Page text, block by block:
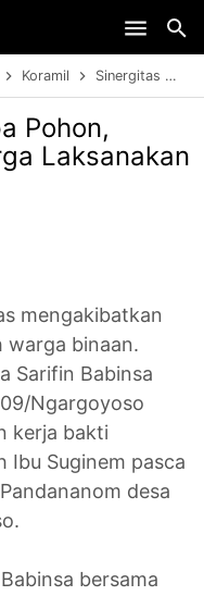
Koramil Sinergitas
Pohon,
Laksanakan
mengakibatkan
warga binaan.
Sarifin Babinsa
Ngargoyoso
kerja bakti
Ibu Suginem pasca
desa
bersama